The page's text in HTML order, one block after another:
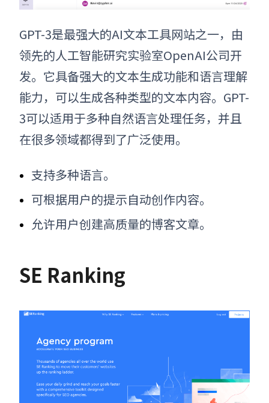
GPT-3是最强大的AI文本工具网站之一，由
领先的人工智能研究实验室OpenAI公司开
发。它具备强大的文本生成功能和语言理解
能力，可以生成各种类型的文本内容。GPT-
3可以适用于多种自然语言处理任务，并且
在很多领域都得到了广泛使用。
支持多种语言。
可根据用户的提示自动创作内容。
允许用户创建高质量的博客文章。
SE Ranking